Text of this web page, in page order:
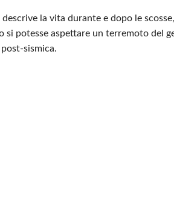
la vita durante e dopo le
potesse aspettare un terremoto del
sismica.